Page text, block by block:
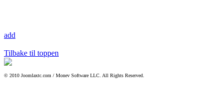
add
Tilbake til toppen
© 2010 Joomlaxtc.com / Monev Software LLC. All Rights Reserved.